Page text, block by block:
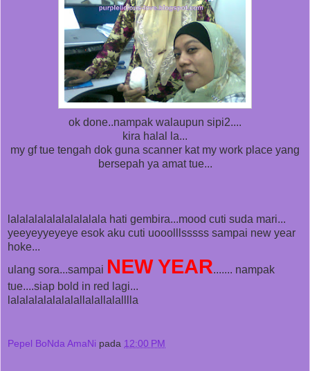
ok done..nampak walaupun sipi2....
kira halal la...
my gf tue tengah dok guna scanner kat my work place yang
bersepah ya amat tue...
lalalalalalalalalalala hati gembira...mood cuti suda mari...
yeeyeyyeyeye esok aku cuti uooolllsssss sampai new year
hoke...
ulang sora...sampai NEW YEAR....... nampak
tue....siap bold in red lagi...
lalalalalalalalallalallalalllla
Pepel BoNda AmaNi pada 12:00 PM